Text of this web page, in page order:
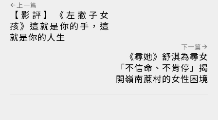
上一篇
【影評】《左撇子女
孩》這就是你的手，這
就是你的人生
下一篇
《尋她 》舒淇為尋女
「不信命、不肯停」揭
開嶺南蔗村的女性困境